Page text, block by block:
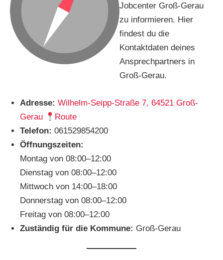
Jobcenter Groß-Gerau
zu informieren. Hier
findest du die
Kontaktdaten deines
Ansprechpartners in
Groß-Gerau.
Adresse: Wilhelm-Seipp-Straße 7, 64521 Groß-
Gerau
Route
Telefon: 061529854200
Öffnungszeiten:
Montag von 08:00–12:00
Dienstag von 08:00–12:00
Mittwoch von 14:00–18:00
Donnerstag von 08:00–12:00
Freitag von 08:00–12:00
Zuständig für die Kommune: Groß-Gerau